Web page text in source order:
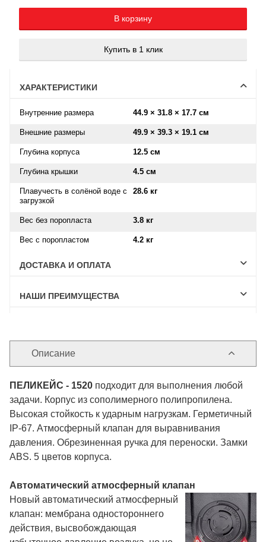
В корзину
Купить в 1 клик
ХАРАКТЕРИСТИКИ
Внутренние размера 44.9 × 31.8 × 17.7 см
Внешние размеры 49.9 × 39.3 × 19.1 см
Глубина корпуса 12.5 см
Глубина крышки 4.5 см
Плавучесть в солёной воде с
загрузкой
28.6 кг
Вес без поропласта 3.8 кг
Вес с поропластом 4.2 кг
ДОСТАВКА И ОПЛАТА
НАШИ ПРЕИМУЩЕСТВА
Описание
ПЕЛИКЕЙС - 1520 подходит для выполнения любой
задачи. Корпус из сополимерного полипропилена.
Высокая стойкость к ударным нагрузкам. Герметичный
IP-67. Атмосферный клапан для выравнивания
давления. Обрезиненная ручка для переноски. Замки
ABS. 5 цветов корпуса.
Автоматический атмосферный клапан
Новый автоматический атмосферный
клапан: мембрана одностороннего
действия, высвобождающая